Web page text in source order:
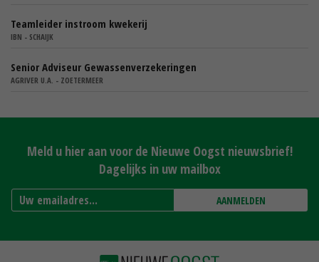
Teamleider instroom kwekerij
IBN - SCHAIJK
Senior Adviseur Gewassenverzekeringen
AGRIVER U.A. - ZOETERMEER
Meld u hier aan voor de Nieuwe Oogst nieuwsbrief!
Dagelijks in uw mailbox
AANMELDEN